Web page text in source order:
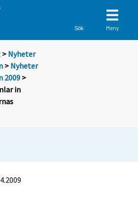
Sök Meny
> Nyheter
> Nyheter
2009 >
in